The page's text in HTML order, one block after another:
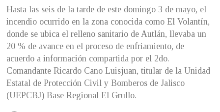
Hasta las seis de la tarde de este domingo 3 de mayo, el
incendio ocurrido en la zona conocida como El Volantín,
donde se ubica el relleno sanitario de Autlán, llevaba un
20 % de avance en el proceso de enfriamiento, de
acuerdo a información compartida por el 2do.
Comandante Ricardo Cano Luisjuan, titular de la Unidad
Estatal de Protección Civil y Bomberos de Jalisco
(UEPCBJ) Base Regional El Grullo.